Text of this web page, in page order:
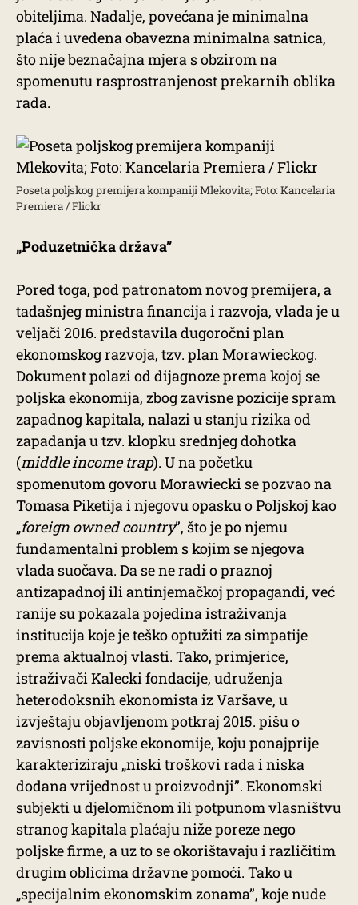
obiteljima. Nadalje, povećana je minimalna
plaća i uvedena obavezna minimalna satnica,
što nije beznačajna mjera s obzirom na
spomenutu rasprostranjenost prekarnih oblika
rada.
Poseta poljskog premijera kompaniji Mlekovita; Foto: Kancelaria
Premiera / Flickr
„Poduzetnička država”
Pored toga, pod patronatom novog premijera, a
tadašnjeg ministra financija i razvoja, vlada je u
veljači 2016. predstavila dugoročni plan
ekonomskog razvoja, tzv. plan Morawieckog.
Dokument polazi od dijagnoze prema kojoj se
poljska ekonomija, zbog zavisne pozicije spram
zapadnog kapitala, nalazi u stanju rizika od
zapadanja u tzv. klopku srednjeg dohotka
(middle income trap). U na početku
spomenutom govoru Morawiecki se pozvao na
Tomasa Piketija i njegovu opasku o Poljskoj kao
„foreign owned country”, što je po njemu
fundamentalni problem s kojim se njegova
vlada suočava. Da se ne radi o praznoj
antizapadnoj ili antinjemačkoj propagandi, već
ranije su pokazala pojedina istraživanja
institucija koje je teško optužiti za simpatije
prema aktualnoj vlasti. Tako, primjerice,
istraživači Kalecki fondacije, udruženja
heterodoksnih ekonomista iz Varšave, u
izvještaju objavljenom potkraj 2015. pišu o
zavisnosti poljske ekonomije, koju ponajprije
karakteriziraju „niski troškovi rada i niska
dodana vrijednost u proizvodnji”. Ekonomski
subjekti u djelomičnom ili potpunom vlasništvu
stranog kapitala plaćaju niže poreze nego
poljske firme, a uz to se okorištavaju i različitim
drugim oblicima državne pomoći. Tako u
„specijalnim ekonomskim zonama”, koje nude